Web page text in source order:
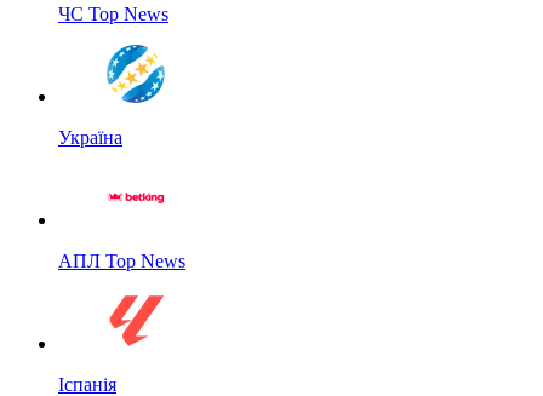
ЧС Top News
Україна
АПЛ Top News
Іспанія